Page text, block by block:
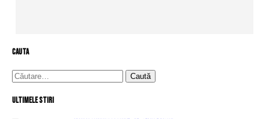
cauta
Caută
după:
Ultimele stiri